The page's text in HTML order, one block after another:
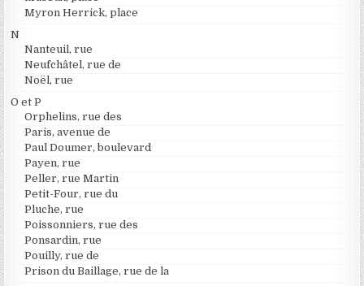
Myron Herrick, place
N
Nanteuil, rue
Neufchâtel, rue de
Noël, rue
O et P
Orphelins, rue des
Paris, avenue de
Paul Doumer, boulevard
Payen, rue
Peller, rue Martin
Petit-Four, rue du
Pluche, rue
Poissonniers, rue des
Ponsardin, rue
Pouilly, rue de
Prison du Baillage, rue de la